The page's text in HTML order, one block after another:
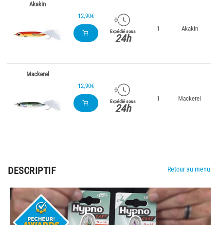
Akakin
12,90€
Expédié sous
24h
1 Akakin
Mackerel
12,90€
Expédié sous
24h
1 Mackerel
DESCRIPTIF Retour au menu